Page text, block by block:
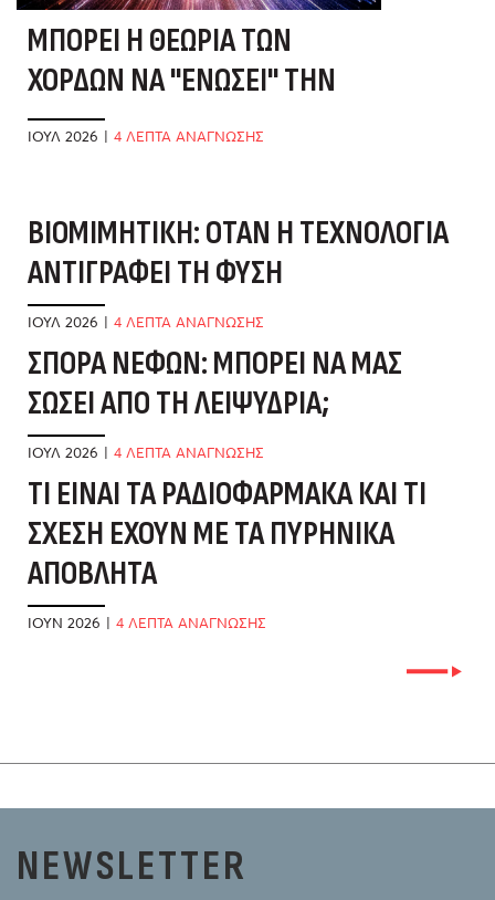
ΜΠΟΡΕΊ Η ΘΕΩΡΊΑ ΤΩΝ
ΧΟΡΔΏΝ ΝΑ "ΕΝΏΣΕΙ" ΤΗΝ
ΕΠΙΣΤΉΜΗ;
ΙΟΎΛ 2026 | 4 ΛΕΠΤΑ ΑΝΑΓΝΩΣΗΣ
ΒΙΟΜΙΜΗΤΙΚΉ: ΌΤΑΝ Η ΤΕΧΝΟΛΟΓΊΑ
ΑΝΤΙΓΡΆΦΕΙ ΤΗ ΦΎΣΗ
ΙΟΎΛ 2026 | 4 ΛΕΠΤΑ ΑΝΑΓΝΩΣΗΣ
ΣΠΟΡΆ ΝΕΦΏΝ: ΜΠΟΡΕΊ ΝΑ ΜΑΣ
ΣΏΣΕΙ ΑΠΌ ΤΗ ΛΕΙΨΥΔΡΊΑ;
ΙΟΎΛ 2026 | 4 ΛΕΠΤΑ ΑΝΑΓΝΩΣΗΣ
ΤΙ ΕΊΝΑΙ ΤΑ ΡΑΔΙΟΦΆΡΜΑΚΑ ΚΑΙ ΤΙ
ΣΧΈΣΗ ΈΧΟΥΝ ΜΕ ΤΑ ΠΥΡΗΝΙΚΆ
ΑΠΌΒΛΗΤΑ
ΙΟΎΝ 2026 | 4 ΛΕΠΤΑ ΑΝΑΓΝΩΣΗΣ
NEWSLETTER